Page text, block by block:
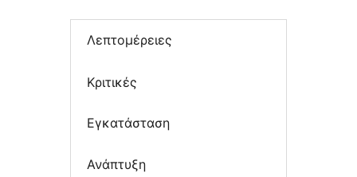
Λεπτομέρειες
Κριτικές
Εγκατάσταση
Ανάπτυξη